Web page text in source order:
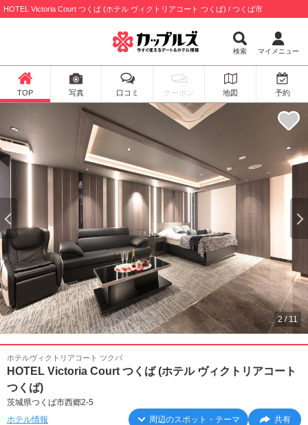
HOTEL Victoria Court つくば (ホテル ヴィクトリアコート つくば) / つくば市
検索 マイメニュー
TOP 写真 口コミ クーポン 地図 予約
2 /11
ホテルヴィクトリアコート ツクバ
HOTEL Victoria Court つくば (ホテル ヴィクトリアコート
つくば)
茨城県つくば市西郷2-5
ホテル情報
周辺のスポット・テーマ 共有